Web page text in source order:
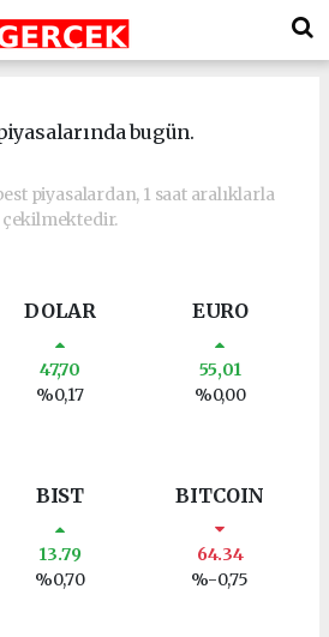
bugün.
piyasalardan, 1 saat aralıklarla
çekilmektedir.
DOLAR
47,70
%0,17
EURO
55,01
%0,00
BIST
13.79
%0,70
BITCOIN
64.34
%-0,75